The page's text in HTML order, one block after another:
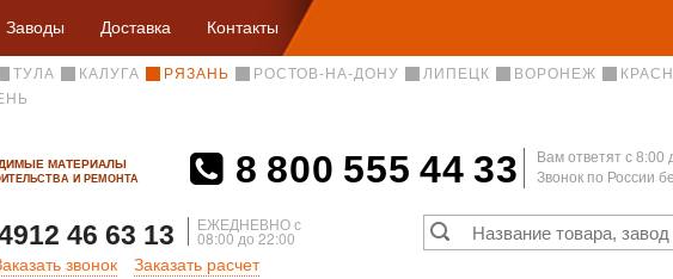
Заводы Доставка Контакты
ТУЛА КАЛУГА РЯЗАНЬ РОСТОВ-НА-ДОНУ ЛИПЕЦК ВОРОНЕЖ
МАТЕРИАЛЫ
И РЕМОНТА 8 800 555 44 33
Вам ответят c 8:00
Звонок по России
46 63 13 ЕЖЕДНЕВНО с
08:00 до 22:00
звонок Заказать расчет